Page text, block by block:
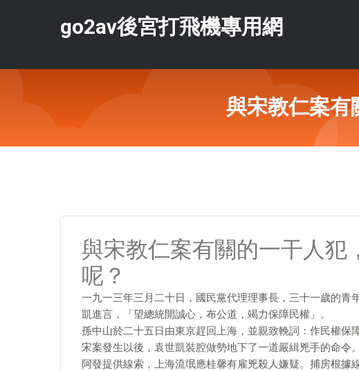
go2av後宮打飛機專用網
與宋教仁案有
與宋教仁案有關的一干人犯
呢？
一九一三年三月二十日，國民黨代理理事長，三十一歲的青
凱進言，「望總統開誠心，布公道，竭力保障民權」。
孫中山於二十五日由東京趕回上海，並親致輓詞：作民權保
宋案發生以後，袁世凱裝腔做勢地下了一道嚴緝兇手的命令
阿發提供線索，上海流氓應桂馨有雇兇殺人嫌疑。捕房根據